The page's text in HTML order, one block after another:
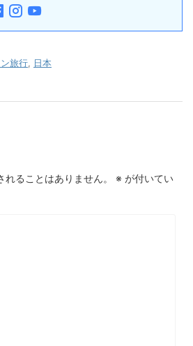
旅行, 日本
ることはありません。 ※ が付いてい